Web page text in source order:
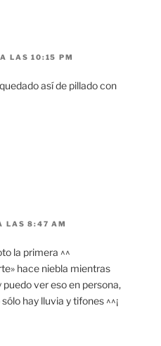
LAS 10:15 PM
así de pillado con
LAS 8:47 AM
la primera ^^
hace niebla mientras
puedo ver eso en persona,
hay lluvia y tifones ^^¡